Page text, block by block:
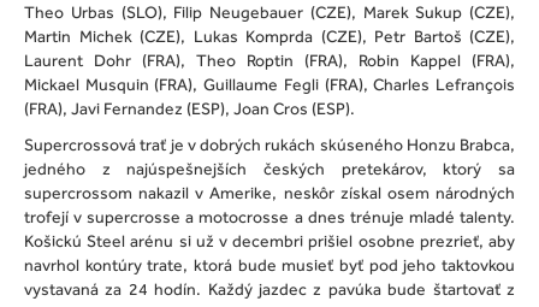
Theo Urbas (SLO), Filip Neugebauer (CZE), Marek Sukup (CZE),
Martin Michek (CZE), Lukas Komprda (CZE), Petr Bartoš (CZE),
Laurent Dohr (FRA), Theo Roptin (FRA), Robin Kappel (FRA),
Mickael Musquin (FRA), Guillaume Fegli (FRA), Charles Lefrançois
(FRA), Javi Fernandez (ESP), Joan Cros (ESP).
Supercrossová trať je v dobrých rukách skúseného Honzu Brabca,
jedného z najúspešnejších českých pretekárov, ktorý sa
supercrossom nakazil v Amerike, neskôr získal osem národných
trofejí v supercrosse a motocrosse a dnes trénuje mladé talenty.
Košickú Steel arénu si už v decembri prišiel osobne prezrieť, aby
navrhol kontúry trate, ktorá bude musieť byť pod jeho taktovkou
vystavaná za 24 hodín. Každý jazdec z pavúka bude štartovať z